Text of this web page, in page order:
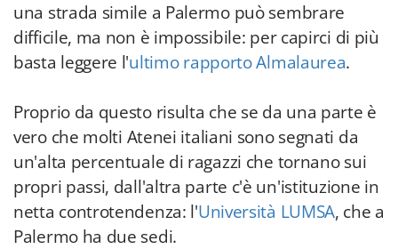
una strada simile a Palermo può sembrare
difficile, ma non è impossibile: per capirci di più
basta leggere l'ultimo rapporto Almalaurea.
Proprio da questo risulta che se da una parte è
vero che molti Atenei italiani sono segnati da
un'alta percentuale di ragazzi che tornano sui
propri passi, dall'altra parte c'è un'istituzione in
netta controtendenza: l'Università LUMSA, che a
Palermo ha due sedi.